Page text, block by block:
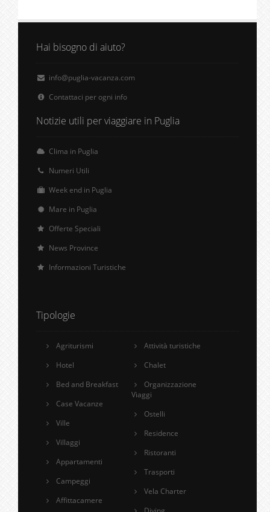
Hai bisogno di aiuto?
info@puglia-vacanza.com
Contattaci per ogni info
Notizie utili per viaggiare in Puglia
Clima in Puglia
Numeri Utili
Week end in Puglia
Mare in Puglia
Offerte Speciali
News Province
Informazioni Turistiche
Tipologie
Agriturismi
Hotel
Bed and Breakfast
Case Vacanze
Ville
Villaggi
Appartamenti
Campeggi
Affittacamere
Attività turistiche
Chalet
Organizzazione
Viaggi
Ostelli
Residence
Ristoranti
Trasporti
Vela Charter